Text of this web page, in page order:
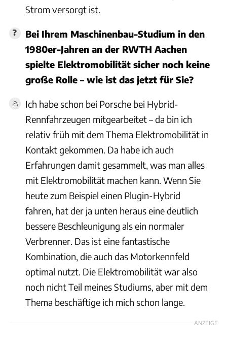
Strom versorgt ist.
Bei Ihrem Maschinenbau-Studium in den
1980er-Jahren an der RWTH Aachen
spielte Elektromobilität sicher noch keine
große Rolle – wie ist das jetzt für Sie?
Ich habe schon bei Porsche bei Hybrid-
Rennfahrzeugen mitgearbeitet – da bin ich
relativ früh mit dem Thema Elektromobilität in
Kontakt gekommen. Da habe ich auch
Erfahrungen damit gesammelt, was man alles
mit Elektromobilität machen kann. Wenn Sie
heute zum Beispiel einen Plugin-Hybrid
fahren, hat der ja unten heraus eine deutlich
bessere Beschleunigung als ein normaler
Verbrenner. Das ist eine fantastische
Kombination, die auch das Motorkennfeld
optimal nutzt. Die Elektromobilität war also
noch nicht Teil meines Studiums, aber mit dem
Thema beschäftige ich mich schon lange.
ANZEIGE